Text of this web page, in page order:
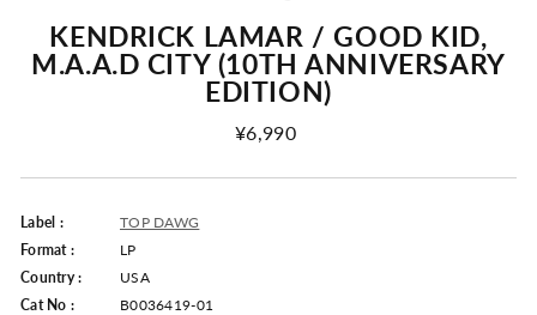
KENDRICK LAMAR / GOOD KID,
M.A.A.D CITY (10TH ANNIVERSARY
EDITION)
Regular
¥6,990
Label :
TOP DAWG
Format :
LP
Country :
USA
Cat No :
B0036419-01